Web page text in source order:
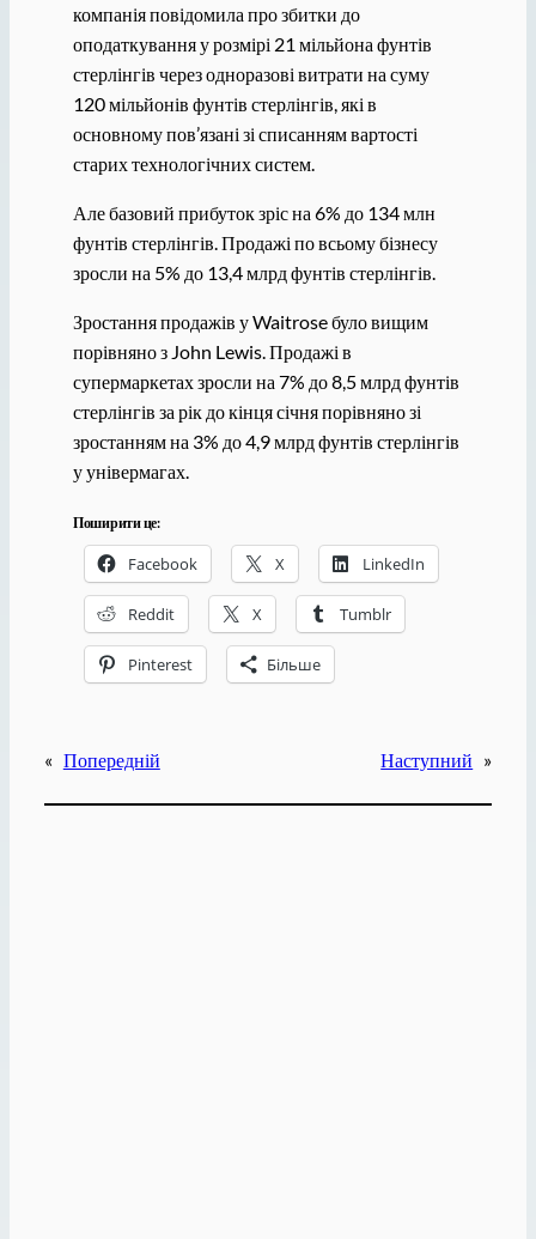
компанія повідомила про збитки до
оподаткування у розмірі 21 мільйона фунтів
стерлінгів через одноразові витрати на суму
120 мільйонів фунтів стерлінгів, які в
основному пов’язані зі списанням вартості
старих технологічних систем.
Але базовий прибуток зріс на 6% до 134 млн
фунтів стерлінгів. Продажі по всьому бізнесу
зросли на 5% до 13,4 млрд фунтів стерлінгів.
Зростання продажів у Waitrose було вищим
порівняно з John Lewis. Продажі в
супермаркетах зросли на 7% до 8,5 млрд фунтів
стерлінгів за рік до кінця січня порівняно зі
зростанням на 3% до 4,9 млрд фунтів стерлінгів
у універмагах.
Поширити це:
Facebook X LinkedIn
Reddit X Tumblr
Pinterest Більше
« Попередній Наступний »